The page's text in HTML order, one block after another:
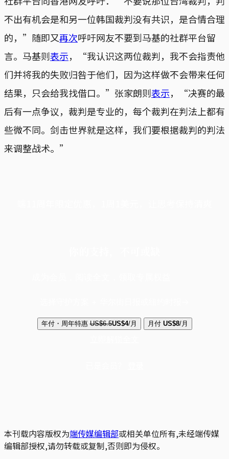
不出有机会是和另一位韩国裁判没有共识，是合情合理
的，”随即又再次呼吁网友不要到马基的社群平台留
言。马基则表示，“我认识这两位裁判，我不会指责他
们并将我的失败归咎于他们，因为这样做不会带来任何
结果，只会给我找借口。”张家朗则表示，“决赛的最
后有一点争议，裁判是专业的，每个裁判在判法上都有
些微不同。剑击世界就是这样，我们要根据裁判的判法
来调整战术。”
年付・周年特惠 US$6.5US$4/月 月付 US$8/月
本刊载内容版权为端传媒编辑部或相关单位所有,未经端传媒
编辑部授权,请勿转载或复制,否则即为侵权。